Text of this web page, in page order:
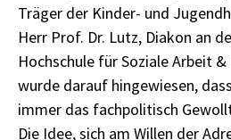
Träger der Kinder- und
Herr Prof. Dr. Lutz, Diakon an
Hochschule für Soziale Arbeit
wurde darauf hingewiesen,
immer das fachpolitisch
Die Idee, sich am Willen der